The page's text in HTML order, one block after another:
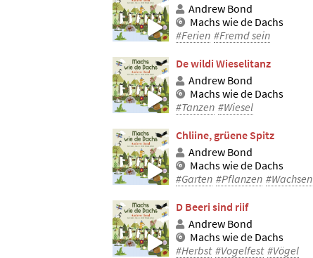
Andrew Bond
Machs wie de Dachs
#Ferien #Fremd sein
De wildi Wieselitanz
Andrew Bond
Machs wie de Dachs
#Tanzen #Wiesel
Chliine, grüene Spitz
Andrew Bond
Machs wie de Dachs
#Garten #Pflanzen #Wachsen
D Beeri sind riif
Andrew Bond
Machs wie de Dachs
#Herbst #Vogelfest #Vögel